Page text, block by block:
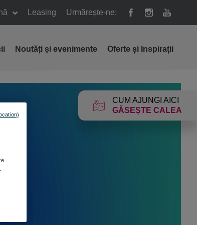
Leasing Urmărește-ne:
CUM AJUNGI AICI
GĂSEȘTE CALEA
Noutăți și evenimente Oferte și Inspirații